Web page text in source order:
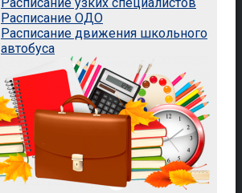
Расписание ОДО
Расписание движения школьного
автобуса